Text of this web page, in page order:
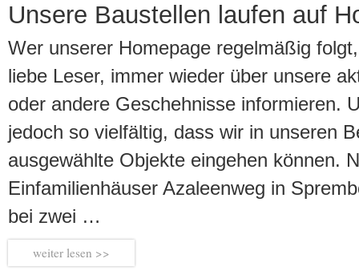
Unsere Baustellen laufen auf
Wer unserer Homepage regelmäßig
liebe Leser, immer wieder über unsere
oder andere Geschehnisse informieren.
jedoch so vielfältig, dass wir in unseren
ausgewählte Objekte eingehen können.
Einfamilienhäuser Azaleenweg in
bei zwei …
weiter